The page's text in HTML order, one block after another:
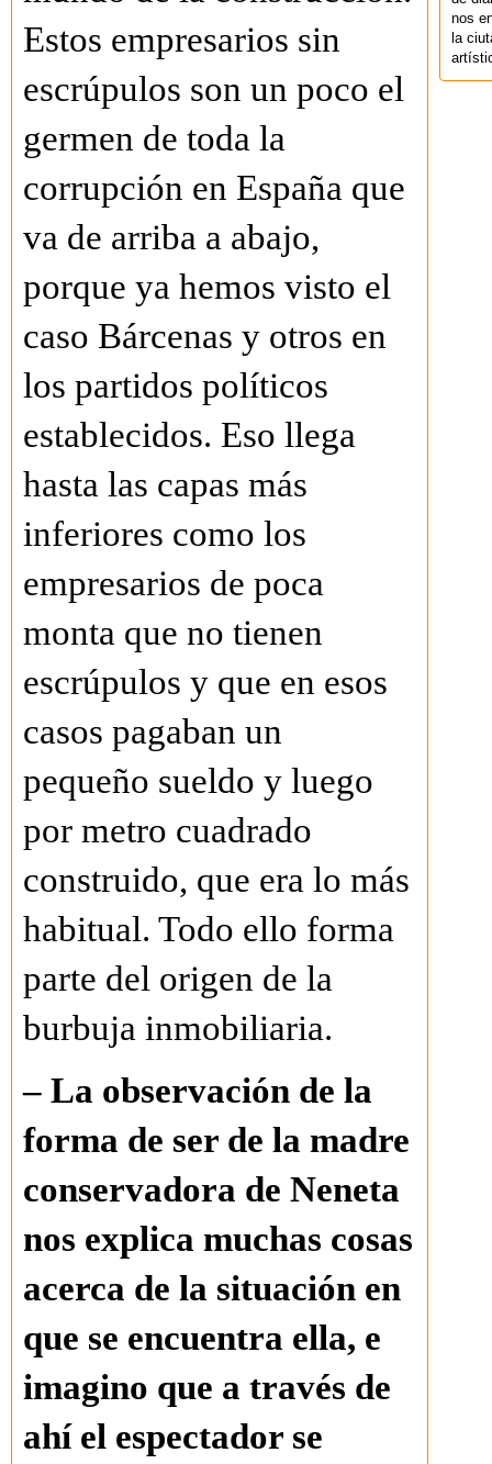
Estos empresarios sin
escrúpulos son un poco el
germen de toda la
corrupción en España que
va de arriba a abajo,
porque ya hemos visto el
caso Bárcenas y otros en
los partidos políticos
establecidos. Eso llega
hasta las capas más
inferiores como los
empresarios de poca
monta que no tienen
escrúpulos y que en esos
casos pagaban un
pequeño sueldo y luego
por metro cuadrado
construido, que era lo más
habitual. Todo ello forma
parte del origen de la
burbuja inmobiliaria.
– La observación de la
forma de ser de la madre
conservadora de Neneta
nos explica muchas cosas
acerca de la situación en
que se encuentra ella, e
imagino que a través de
ahí el espectador se
nos
la